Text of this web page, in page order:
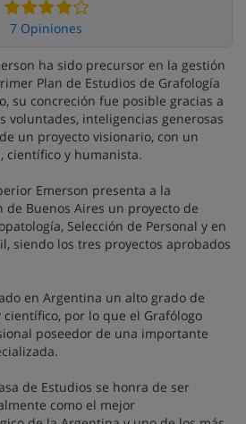
7 Opiniones
ha sido precursor en la gestión
Plan de Estudios de Grafología
su concreción fue posible gracias a
voluntades, inteligencias generosas
un proyecto visionario, con un
científico y humanista.
Emerson presenta a la
de Buenos Aires un proyecto de
Selección de Personal y en
siendo los tres proyectos aprobados
en Argentina un alto grado de
por lo que el Grafólogo
poseedor de una importante
de Estudios se honra de ser
como el mejor